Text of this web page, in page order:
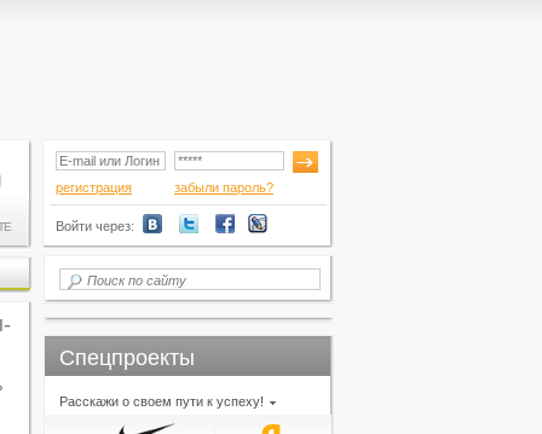
регистрация забыли пароль?
Войти через:
Спецпроекты
Расскажи о своем пути к успеху!